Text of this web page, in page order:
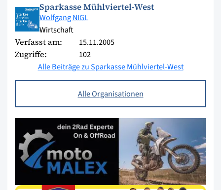
Sparkasse Mühlviertel-West
Wolfgang NIGL
Wirtschaft
Verfasst am: 15.11.2005
Zugriffe:
102
Alle Beiträge zu Sparkasse Mühlviertel-West
Alle Organisationen